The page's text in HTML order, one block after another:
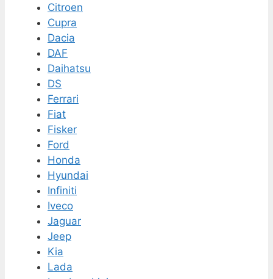
Citroen
Cupra
Dacia
DAF
Daihatsu
DS
Ferrari
Fiat
Fisker
Ford
Honda
Hyundai
Infiniti
Iveco
Jaguar
Jeep
Kia
Lada